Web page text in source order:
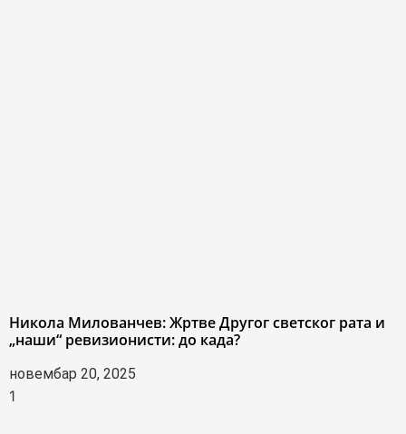
Никола Милованчев: Жртве Другог светског рата и
„наши“ ревизионисти: до када?
новембар 20, 2025